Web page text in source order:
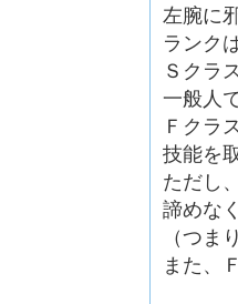
左腕に
ランク
Ｓクラ
一般人
Ｆクラ
技能を
ただし
諦めな
（つま
また、